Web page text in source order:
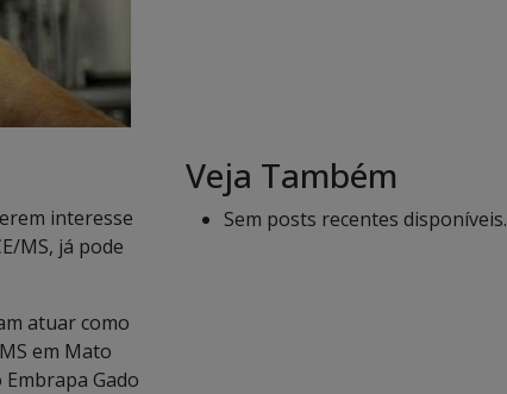
interesse
MS, já pode
atuar como
em Mato
Embrapa Gado
Veja Também
Sem posts recentes disponíveis.